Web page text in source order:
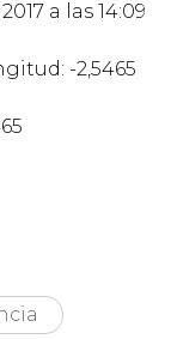
a las 14:09
-2,5465